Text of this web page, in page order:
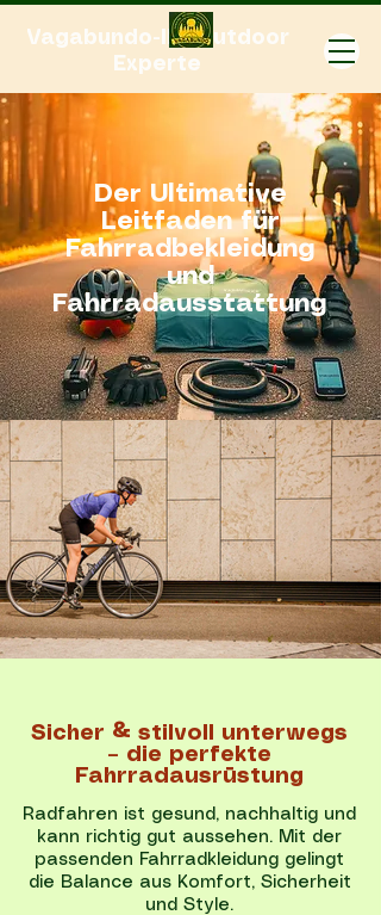
Vagabundo-Ihr Outdoor
Experte
Der Ultimative
Leitfaden für
Fahrradbekleidung
und
Fahrradausstattung
Sicher & stilvoll unterwegs
– die perfekte
Fahrradausrüstung
Radfahren ist gesund, nachhaltig und
kann richtig gut aussehen. Mit der
passenden Fahrradkleidung gelingt
die Balance aus Komfort, Sicherheit
und Style.